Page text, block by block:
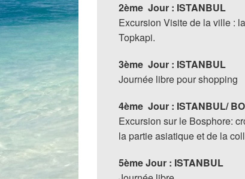
2ème Jour : ISTANBUL
Excursion Visite de la ville :
Topkapi.
3ème Jour : ISTANBUL
Journée libre pour shopping
4ème Jour : ISTANBUL/
Excursion sur le Bosphore:
la partie asiatique et de la
5ème Jour : ISTANBUL